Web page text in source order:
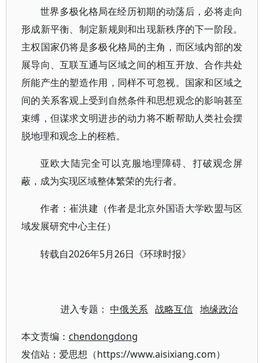
世界多极化格局在经历初期的动荡后，必将走向
形成新平衡、制定新规则和出现新秩序的下一阶段。
主权国家仍将是多极化格局的主角，而区域内部的发
展导向、互联互通与区域之间的相互开放、合作共处
所能产生的塑造作用，同样不可忽视。国家和区域之
间的关系客观上受到自然条件和思想观念的影响甚至
束缚，但谋求文明进步的动力将不断帮助人类社会摆
脱地理和观念上的桎梏。
亚欧大陆完全可以克服地理障碍、打破观念屏
蔽，成为实现区域整体繁荣的先行者。
作者：崔洪建（作者是北京外国语大学欧盟与区
域发展研究中心主任）
转载自2026年5月26日《环球时报》
进入专题：中俄关系 战略互信 地缘政治
本文责编： chendongdong
发信站：爱思想（https://www.aisixiang.com）